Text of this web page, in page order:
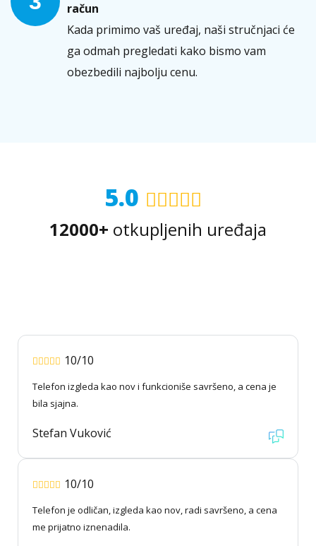
račun
Kada primimo vaš uređaj, naši stručnjaci će
ga odmah pregledati kako bismo vam
obezbedili najbolju cenu.
5.0
12000+ otkupljenih uređaja
10/10
Telefon izgleda kao nov i funkcioniše savršeno, a cena je
bila sjajna.
Stefan Vuković
10/10
Telefon je odličan, izgleda kao nov, radi savršeno, a cena
me prijatno iznenadila.